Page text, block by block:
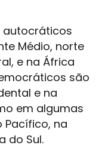
autocráticos
Médio, norte
e na África
são
e na
em algumas
Pacífico, na
do Sul.